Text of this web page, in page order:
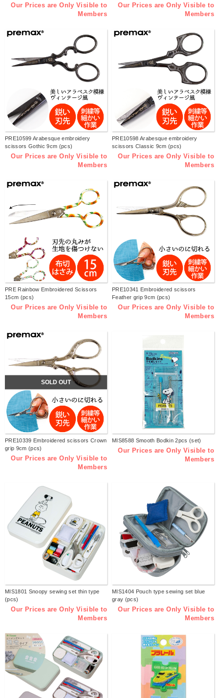
Our Prices are Only Visible to
Members
Our Prices are Only Visible to
Members
PRE10599 Arabesque embroidery
scissors Gothic 9cm (pcs)
Our Prices are Only Visible to
Members
PRE10598 Arabesque embroidery
scissors Classic 9cm (pcs)
Our Prices are Only Visible to
Members
PRE Rainbow Embroidered Scissors
15cm (pcs)
Our Prices are Only Visible to
Members
PRE10341 Embroidered scissors
Feather grip 9cm (pcs)
Our Prices are Only Visible to
Members
SOLD OUT
PRE10339 Embroidered scissors Crown
grip 9cm (pcs)
Our Prices are Only Visible to
Members
MIS8588 Smooth Bodkin 2pcs (set)
Our Prices are Only Visible to
Members
MIS1801 Snoopy sewing set thin type
(pcs)
Our Prices are Only Visible to
Members
MIS1404 Pouch type sewing set blue
gray (pcs)
Our Prices are Only Visible to
Members